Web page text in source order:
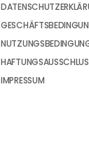
IMPRESSUM